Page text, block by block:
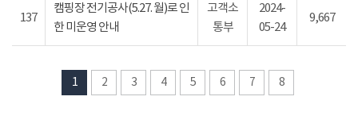
137
캠핑장 전기공사(5.27. 월)로 인
한 미운영 안내
고객소
통부
2024-
05-24
9,667
1 2 3 4 5 6 7 8